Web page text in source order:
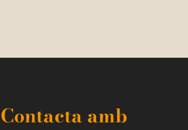
Contacta amb